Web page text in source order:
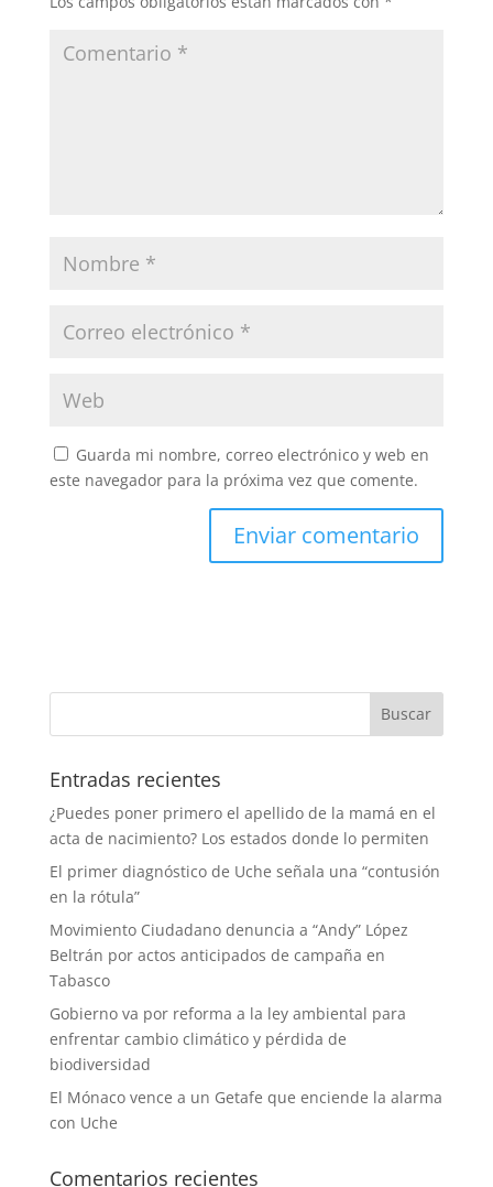
Guarda mi nombre, correo electrónico y web en
este navegador para la próxima vez que comente.
Entradas recientes
¿Puedes poner primero el apellido de la mamá en el
acta de nacimiento? Los estados donde lo permiten
El primer diagnóstico de Uche señala una “contusión
en la rótula”
Movimiento Ciudadano denuncia a “Andy” López
Beltrán por actos anticipados de campaña en
Tabasco
Gobierno va por reforma a la ley ambiental para
enfrentar cambio climático y pérdida de
biodiversidad
El Mónaco vence a un Getafe que enciende la alarma
con Uche
Comentarios recientes